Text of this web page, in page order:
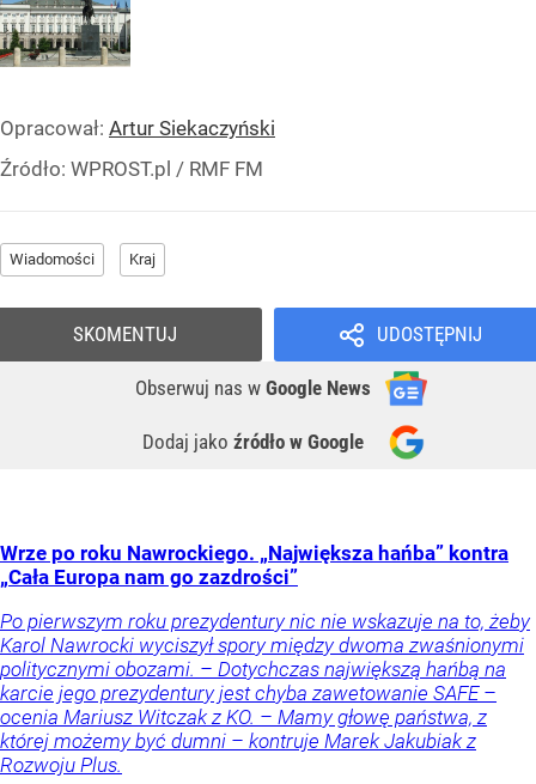
Opracował: Artur Siekaczyński
Źródło: WPROST.pl / RMF FM
Wiadomości Kraj
UDOSTĘPNIJ
Obserwuj nas w Google News
Dodaj jako źródło w Google
SKOMENTUJ
Wrze po roku Nawrockiego. „Największa hańba” kontra
„Cała Europa nam go zazdrości”
Po pierwszym roku prezydentury nic nie wskazuje na to, żeby
Karol Nawrocki wyciszył spory między dwoma zwaśnionymi
politycznymi obozami. – Dotychczas największą hańbą na
karcie jego prezydentury jest chyba zawetowanie SAFE –
ocenia Mariusz Witczak z KO. – Mamy głowę państwa, z
której możemy być dumni – kontruje Marek Jakubiak z
Rozwoju Plus.